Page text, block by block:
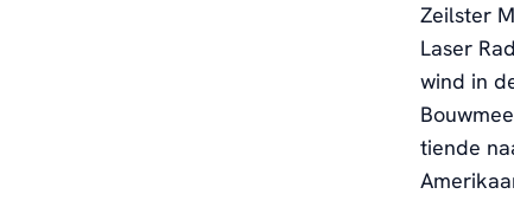
Zeilster
Laser
wind in
tiende